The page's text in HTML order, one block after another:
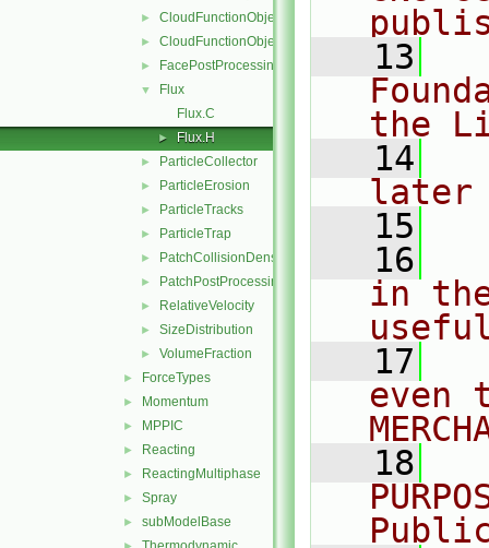
► CloudFunctionObject
► CloudFunctionObjectList
► FacePostProcessing
▼
Flux
Flux.C
► Flux.H
► ParticleCollector
► ParticleErosion
► ParticleTracks
► ParticleTrap
► PatchCollisionDensity
► PatchPostProcessing
► RelativeVelocity
► SizeDistribution
► VolumeFraction
► ForceTypes
► Momentum
► MPPIC
► Reacting
► ReactingMultiphase
► Spray
► subModelBase
   13
the
   14
later
   15
   16
in
   17
even
   18